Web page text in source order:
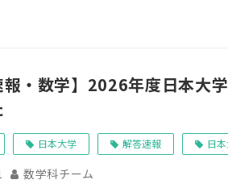
報・数学】2026年度日本大
日本大学 解答速報 日
数学科チーム